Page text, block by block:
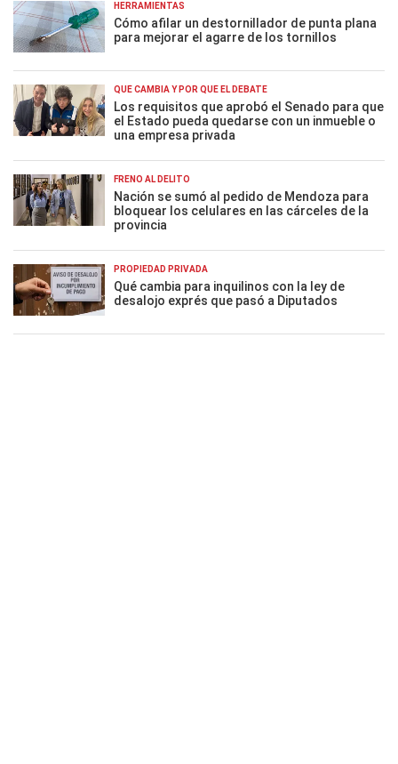
HERRAMIENTAS
Cómo afilar un destornillador de punta plana
para mejorar el agarre de los tornillos
QUÉ CAMBIA Y POR QUÉ EL DEBATE
Los requisitos que aprobó el Senado para que
el Estado pueda quedarse con un inmueble o
una empresa privada
FRENO AL DELITO
Nación se sumó al pedido de Mendoza para
bloquear los celulares en las cárceles de la
provincia
PROPIEDAD PRIVADA
Qué cambia para inquilinos con la ley de
desalojo exprés que pasó a Diputados